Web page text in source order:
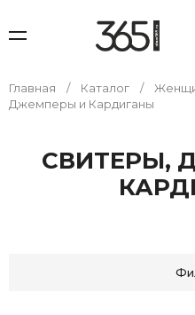
Главная Каталог
Джемперы и Кардиганы
СВИТЕРЫ,